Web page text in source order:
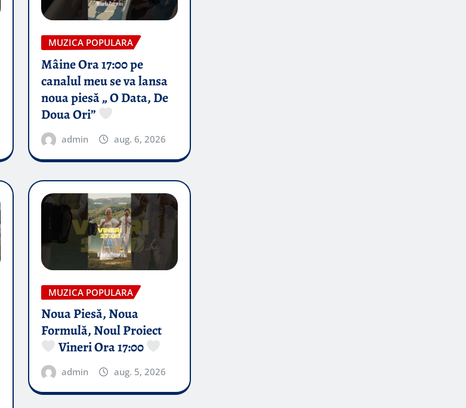
MUZICA POPULARA
Mâine Ora 17:00 pe
canalul meu se va lansa
noua piesă „ O Data, De
Doua Ori”
admin aug. 6, 2026
MUZICA POPULARA
Noua Piesă, Noua
Formulă, Noul Proiect
Vineri Ora 17:00
admin aug. 5, 2026